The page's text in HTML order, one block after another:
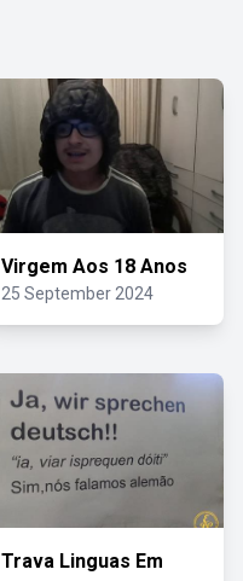
Virgem Aos 18 Anos
25 September 2024
Trava Linguas Em